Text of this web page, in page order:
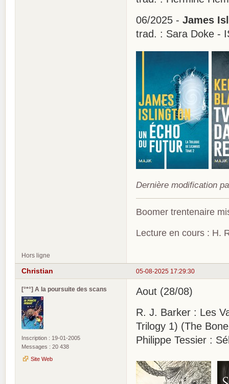
06/2025 - James
trad. : Sara Doke -
Dernière modification
Boomer trentenaire
Lecture en cours : H.
Hors ligne
05-08-2025 17:29:30
Christian
[°*°] A la poursuite des scans
Inscription : 19-01-2005
Messages : 20 438
Site Web
Aout (28/08)
R. J. Barker : Les
Trilogy 1) (The
Philippe Tessier :